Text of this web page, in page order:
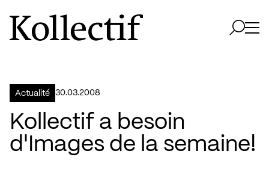
Aller à la page d'accueil
Logo Kollectif
Actualité 30.03.2008
Kollectif a besoin
d'Images de la semaine!